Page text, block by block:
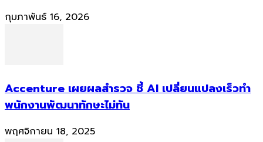
กุมภาพันธ์ 16, 2026
Accenture เผยผลสำรวจ ชี้ AI เปลี่ยนแปลงเร็วทำ
พนักงานพัฒนาทักษะไม่ทัน
พฤศจิกายน 18, 2025